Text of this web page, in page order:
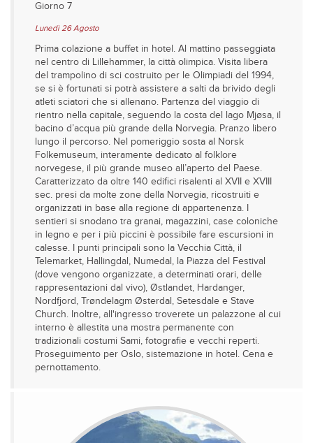
Giorno 7
Lunedì 26 Agosto
Prima colazione a buffet in hotel. Al mattino passeggiata
nel centro di Lillehammer, la città olimpica. Visita libera
del trampolino di sci costruito per le Olimpiadi del 1994,
se si è fortunati si potrà assistere a salti da brivido degli
atleti sciatori che si allenano. Partenza del viaggio di
rientro nella capitale, seguendo la costa del lago Mjøsa, il
bacino d’acqua più grande della Norvegia. Pranzo libero
lungo il percorso. Nel pomeriggio sosta al Norsk
Folkemuseum, interamente dedicato al folklore
norvegese, il più grande museo all’aperto del Paese.
Caratterizzato da oltre 140 edifici risalenti al XVII e XVIII
sec. presi da molte zone della Norvegia, ricostruiti e
organizzati in base alla regione di appartenenza. I
sentieri si snodano tra granai, magazzini, case coloniche
in legno e per i più piccini è possibile fare escursioni in
calesse. I punti principali sono la Vecchia Città, il
Telemarket, Hallingdal, Numedal, la Piazza del Festival
(dove vengono organizzate, a determinati orari, delle
rappresentazioni dal vivo), Østlandet, Hardanger,
Nordfjord, Trøndelagm Østerdal, Setesdale e Stave
Church. Inoltre, all'ingresso troverete un palazzone al cui
interno è allestita una mostra permanente con
tradizionali costumi Sami, fotografie e vecchi reperti.
Proseguimento per Oslo, sistemazione in hotel. Cena e
pernottamento.